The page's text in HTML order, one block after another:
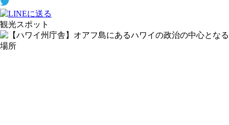
観光スポット